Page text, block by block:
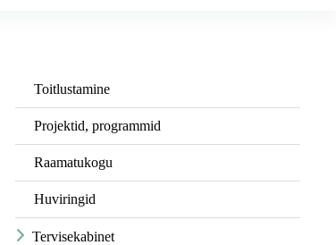
Toitlustamine
Projektid, programmid
Raamatukogu
Huviringid
Tervisekabinet